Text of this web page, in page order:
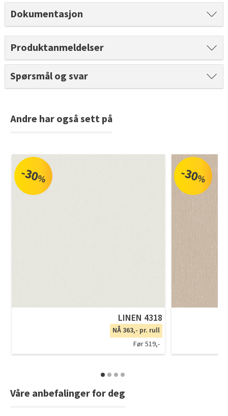
Bli inspirert av nye fargepaletter fra Årets Farge 2026!
Tarkett Shade Eik Soft Beige Parkett
Dokumentasjon
Produktanmeldelser
Spørsmål og svar
Andre har også sett på
-30%
LINEN 4318
NÅ 363,- pr. rull
Før 519,-
-30%
Våre anbefalinger for deg